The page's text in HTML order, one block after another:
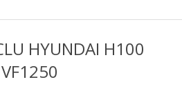
HYUNDAI H100